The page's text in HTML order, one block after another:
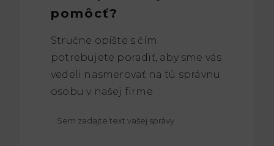
pomôcť?
Stručne opíšte s čím
potrebujete poradiť, aby sme vás
vedeli nasmerovať na tú správnu
osobu v našej firme